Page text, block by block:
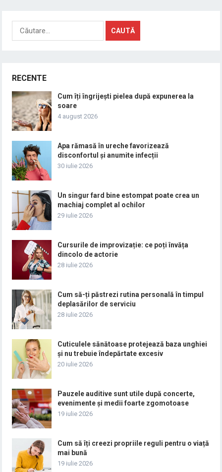
Caută
RECENTE
Cum îți îngrijești pielea după expunerea la
soare
4 august 2026
Apa rămasă în ureche favorizează
disconfortul și anumite infecții
30 iulie 2026
Un singur fard bine estompat poate crea un
machiaj complet al ochilor
29 iulie 2026
Cursurile de improvizație: ce poți învăța
dincolo de actorie
28 iulie 2026
Cum să-ți păstrezi rutina personală în timpul
deplasărilor de serviciu
28 iulie 2026
Cuticulele sănătoase protejează baza unghiei
și nu trebuie îndepărtate excesiv
20 iulie 2026
Pauzele auditive sunt utile după concerte,
evenimente și medii foarte zgomotoase
19 iulie 2026
Cum să îți creezi propriile reguli pentru o viață
mai bună
19 iulie 2026